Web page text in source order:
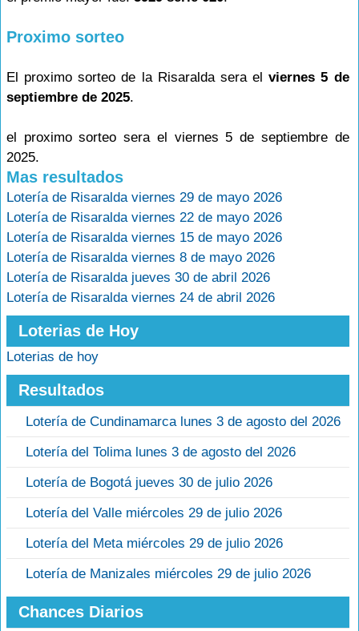
Proximo sorteo
El proximo sorteo de la Risaralda sera elviernes 5 de
septiembre de 2025.
el proximo sorteo sera el viernes 5 de septiembre de
2025.
Mas resultados
Lotería de Risaralda viernes 29 de mayo 2026
Lotería de Risaralda viernes 22 de mayo 2026
Lotería de Risaralda viernes 15 de mayo 2026
Lotería de Risaralda viernes 8 de mayo 2026
Lotería de Risaralda jueves 30 de abril 2026
Lotería de Risaralda viernes 24 de abril 2026
Loterias de Hoy
Loterias de hoy
Resultados
Lotería de Cundinamarca lunes 3 de agosto del 2026
Lotería del Tolima lunes 3 de agosto del 2026
Lotería de Bogotá jueves 30 de julio 2026
Lotería del Valle miércoles 29 de julio 2026
Lotería del Meta miércoles 29 de julio 2026
Lotería de Manizales miércoles 29 de julio 2026
Chances Diarios